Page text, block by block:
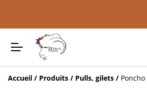
Accueil / Produits / Pulls, gilets /